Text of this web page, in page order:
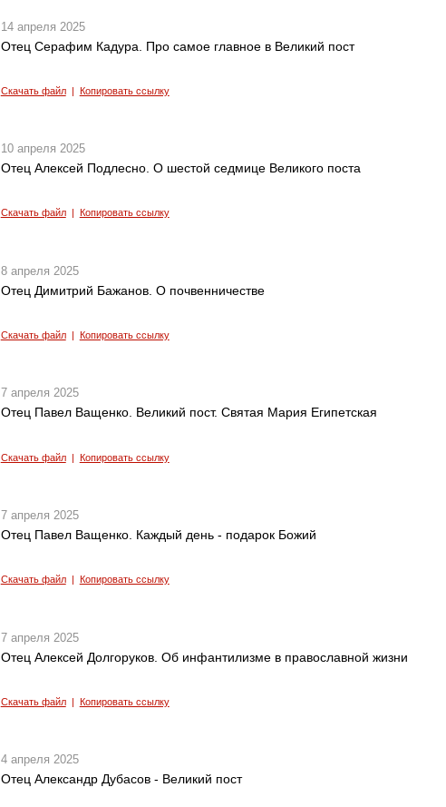
14 апреля 2025
Отец Серафим Кадура. Про самое главное в Великий пост
Скачать файл| Копировать ссылку
10 апреля 2025
Отец Алексей Подлесно. О шестой седмице Великого поста
Скачать файл| Копировать ссылку
8 апреля 2025
Отец Димитрий Бажанов. О почвенничестве
Скачать файл| Копировать ссылку
7 апреля 2025
Отец Павел Ващенко. Великий пост. Святая Мария Египетская
Скачать файл| Копировать ссылку
7 апреля 2025
Отец Павел Ващенко. Каждый день - подарок Божий
Скачать файл| Копировать ссылку
7 апреля 2025
Отец Алексей Долгоруков. Об инфантилизме в православной жизни
Скачать файл| Копировать ссылку
4 апреля 2025
Отец Александр Дубасов - Великий пост